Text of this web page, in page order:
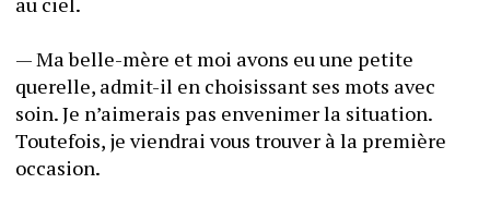
— Ma belle-mère et moi avons eu une petite
querelle, admit-il en choisissant ses mots avec
soin. Je n’aimerais pas envenimer la situation.
Toutefois, je viendrai vous trouver à la première